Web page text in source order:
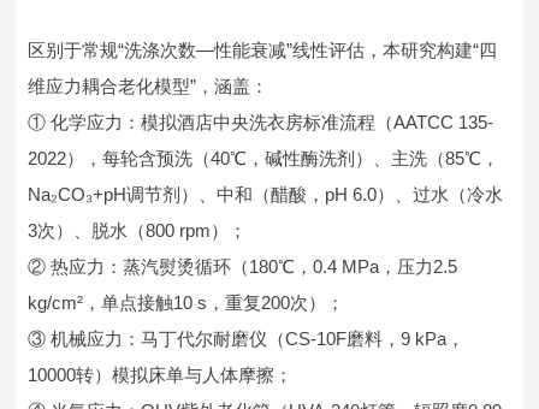
区别于常规“洗涤次数—性能衰减”线性评估，本研究构建“四
维应力耦合老化模型”，涵盖：
① 化学应力：模拟酒店中央洗衣房标准流程（AATCC 135-
2022），每轮含预洗（40℃，碱性酶洗剂）、主洗（85℃，
Na₂CO₃+pH调节剂）、中和（醋酸，pH 6.0）、过水（冷水
3次）、脱水（800 rpm）；
② 热应力：蒸汽熨烫循环（180℃，0.4 MPa，压力2.5
kg/cm²，单点接触10 s，重复200次）；
③ 机械应力：马丁代尔耐磨仪（CS-10F磨料，9 kPa，
10000转）模拟床单与人体摩擦；